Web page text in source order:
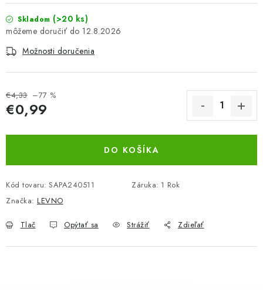
BEZ ZÁSOBY, K VYŘAZENÍ (VČ. XD)
OBLEČENÍ A MÓDA
DÍLNA A STAVBA
DOPLNKOVÝ PREDAJ
Skladom (>20 ks)
12.8.2026
Možnosti doručenia
€4,33 –77 %
€0,99
DO KOŠÍKA
Kód tovaru: SAPA240511 Záruka: 1 Rok
Značka: LEVNO
Tlač Opýtať sa Strážiť Zdieľať